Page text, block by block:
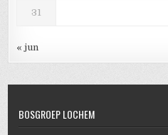
31
« jun
BOSGROEP LOCHEM